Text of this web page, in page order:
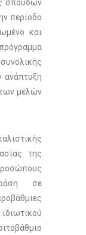
σπουδών
περίοδο
και
ανάπτυξη
μελών
της
σε